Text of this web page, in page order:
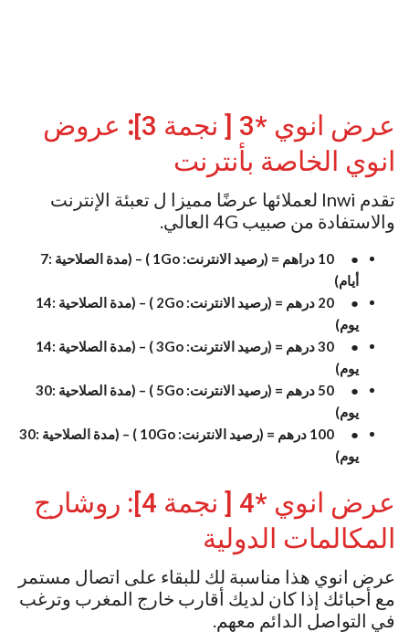
عرض انوي *3 [ نجمة 3] : عروض
انوي الخاصة بأنترنت
تقدم Inwi لعملائها عرضًا مميزا ل تعبئة الإنترنت
والاستفادة من صبيب 4G العالي.
● 10 دراهم = (رصيد الانترنت: 1Go ) – (مدة الصلاحية :7
أيام)
● 20 درهم = (رصيد الانترنت: 2Go ) – (مدة الصلاحية :14
يوم)
● 30 درهم = (رصيد الانترنت: 3Go ) – (مدة الصلاحية :14
يوم)
● 50 درهم = (رصيد الانترنت: 5Go ) – (مدة الصلاحية :30
يوم)
● 100 درهم = (رصيد الانترنت: 10Go ) – (مدة الصلاحية :30
يوم)
عرض انوي *4 [ نجمة 4]: روشارج
المكالمات الدولية
عرض انوي هذا مناسبة لك للبقاء على اتصال مستمر
مع أحبائك إذا كان لديك أقارب خارج المغرب وترغب
في التواصل الدائم معهم.